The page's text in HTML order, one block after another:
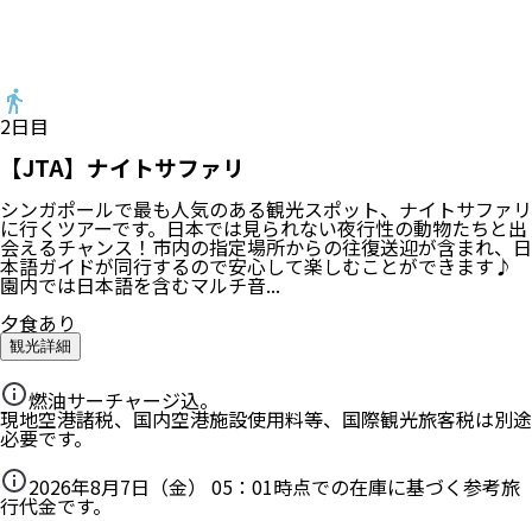
2日目
【JTA】ナイトサファリ
シンガポールで最も人気のある観光スポット、ナイトサファリ
に行くツアーです。日本では見られない夜行性の動物たちと出
会えるチャンス！市内の指定場所からの往復送迎が含まれ、日
本語ガイドが同行するので安心して楽しむことができます♪
園内では日本語を含むマルチ音...
夕食あり
観光詳細
燃油サーチャージ込。
現地空港諸税、国内空港施設使用料等、国際観光旅客税は別途
必要です。
2026年8月7日（金） 05：01時点での在庫に基づく参考旅
行代金です。